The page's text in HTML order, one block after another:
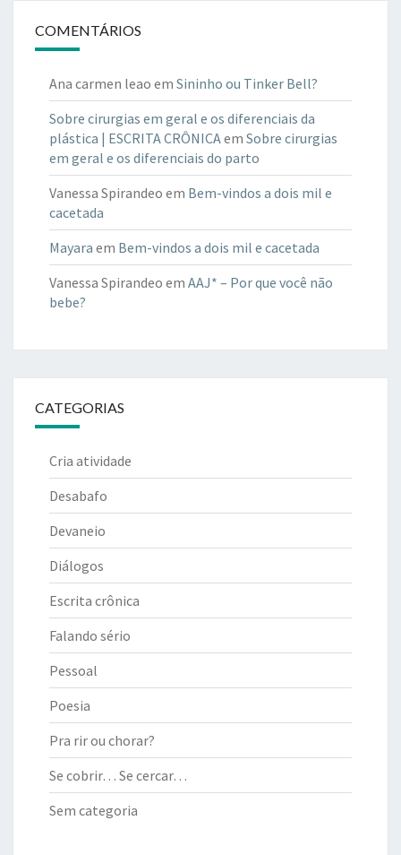
COMENTÁRIOS
Ana carmen leao em Sininho ou Tinker Bell?
Sobre cirurgias em geral e os diferenciais da
plástica | ESCRITA CRÔNICAem Sobre cirurgias
em geral e os diferenciais do parto
Vanessa Spirandeo em Bem-vindos a dois mil e
cacetada
Mayara em Bem-vindos a dois mil e cacetada
Vanessa Spirandeo em AAJ* – Por que você não
bebe?
CATEGORIAS
Cria atividade
Desabafo
Devaneio
Diálogos
Escrita crônica
Falando sério
Pessoal
Poesia
Pra rir ou chorar?
Se cobrir… Se cercar…
Sem categoria